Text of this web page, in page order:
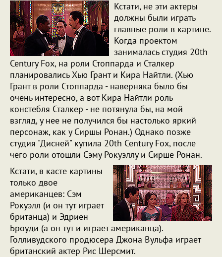
Кстати, не эти актеры
должны были играть
главные роли в картине.
Когда проектом
занималась студия 20th
Century Fox, на роли Стоппарда и Сталкер
планировались Хью Грант и Кира Найтли. (Хью
Грант в роли Стоппарда - наверняка было бы
очень интересно, а вот Кира Найтли роль
констебля Сталкер - не потянула бы, на мой
взгляд, у нее не получился бы настолько яркий
персонаж, как у Сиршы Ронан.) Однако позже
студия "Дисней" купила 20th Century Fox, после
чего роли отошли Сэму Рокуэллу и Сирше Ронан.
Кстати, в касте картины
только двое
американцев: Сэм
Рокуэлл (и он тут играет
британца) и Эдриен
Броуди (а он тут и играет американца).
Голливудского продюсера Джона Вульфа играет
британский актер Рис Шерсмит.